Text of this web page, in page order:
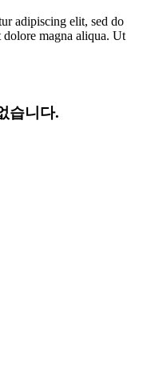
adipiscing elit, sed do
magna aliqua. Ut
습니다.